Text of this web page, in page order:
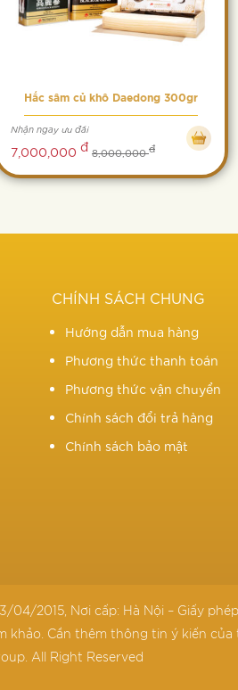
Hắc sâm củ khô Daedong 300gr
Nhận ngay ưu đãi
7,000,000 đ 8,000,000đ
CHÍNH SÁCH CHUNG
Hướng dẫn mua hàng
Phương thức thanh toán
Phương thức vận chuyển
Chính sách đổi trả hàng
Chính sách bảo mật
2015, Nơi cấp: Hà Nội – Giấy
Cần thêm thông tin ý kiến của
All Right Reserved